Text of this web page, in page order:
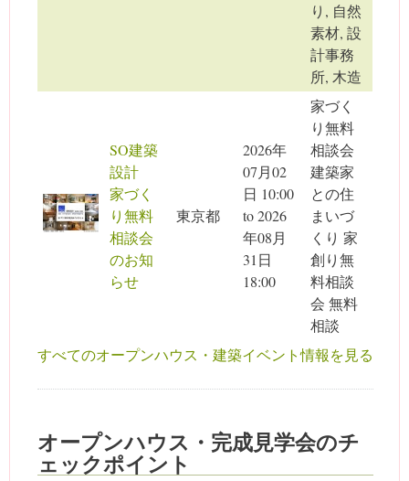
り, 自然
素材, 設
計事務
所, 木造
SO建築
設計
家づく
り無料
相談会
のお知
らせ
東京都
2026年
07月02
日 10:00
to2026
年08月
31日
18:00
家づく
り無料
相談会
建築家
との住
まいづ
くり 家
創り無
料相談
会 無料
相談
すべてのオープンハウス・建築イベント情報を見る
オープンハウス・完成見学会のチ
ェックポイント